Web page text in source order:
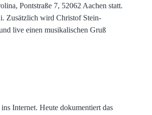
Pontstraße 7, 52062 Aachen statt.
Zusätzlich wird Christof Stein-
live einen musikalischen Gruß
Internet. Heute dokumentiert das